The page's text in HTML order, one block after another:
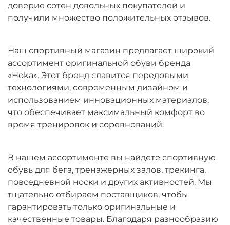
доверие сотен довольных покупателей и
получили множество положительных отзывов.
Наш спортивный магазин предлагает широкий
ассортимент оригинальной обуви бренда
«Hoka». Этот бренд славится передовыми
технологиями, современным дизайном и
использованием инновационных материалов,
что обеспечивает максимальный комфорт во
время тренировок и соревнований.
В нашем ассортименте вы найдете спортивную
обувь для бега, тренажерных залов, трекинга,
повседневной носки и других активностей. Мы
тщательно отбираем поставщиков, чтобы
гарантировать только оригинальные и
качественные товары. Благодаря разнообразию